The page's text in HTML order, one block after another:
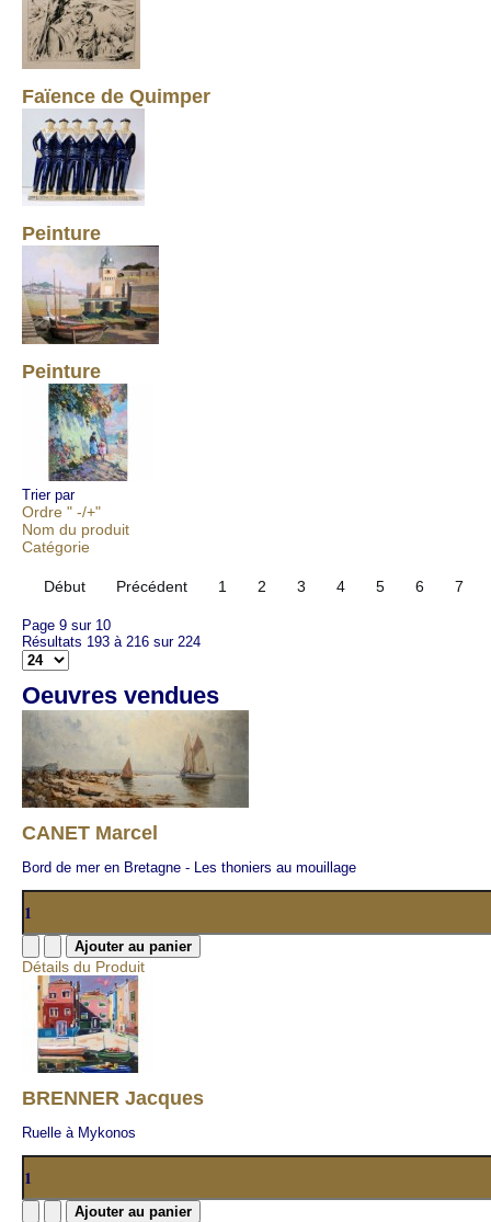
Faïence de Quimper
Peinture
Peinture
Trier par
Ordre " -/+"
Nom du produit
Catégorie
Début Précédent 1 2 3 4 5 6 7
Page 9 sur 10
Résultats 193 à 216 sur 224
Oeuvres vendues
CANET Marcel
Bord de mer en Bretagne - Les thoniers au mouillage
Détails du Produit
BRENNER Jacques
Ruelle à Mykonos